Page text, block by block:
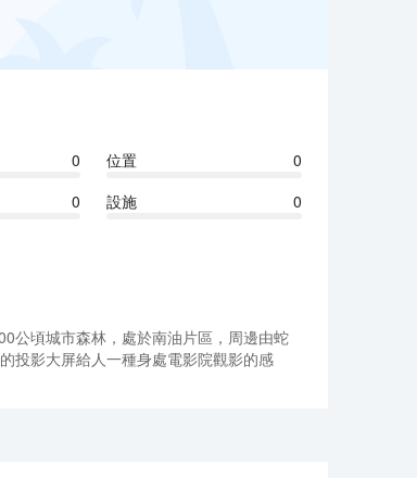
0 位置
0
0 設施 0
公頃城市森林，處於南油片區，周邊由蛇
投影大屏給人一種身處電影院觀影的感